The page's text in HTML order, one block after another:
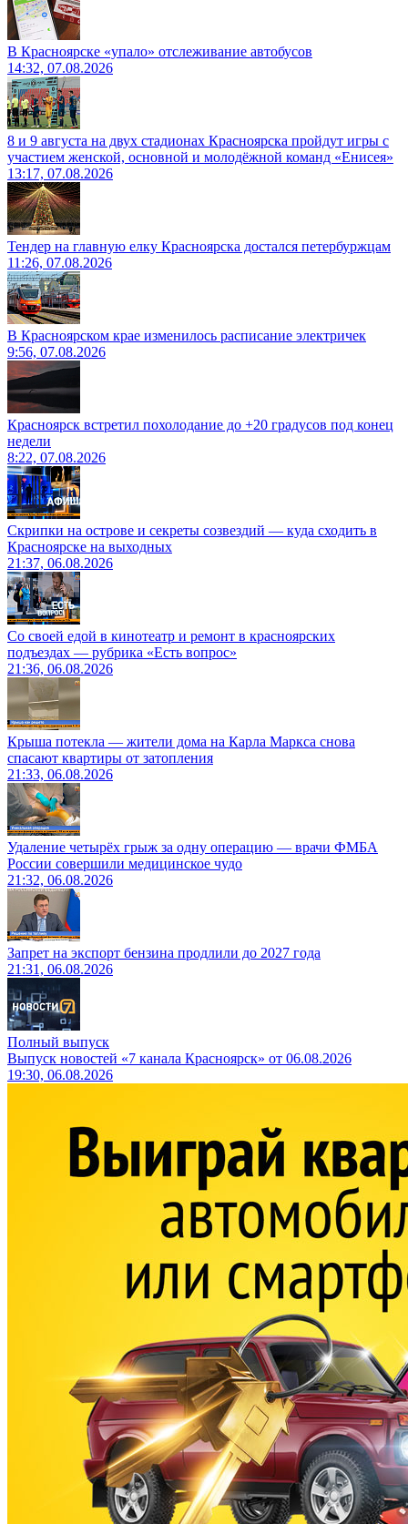
В Красноярске «упало» отслеживание автобусов
14:32, 07.08.2026
8 и 9 августа на двух стадионах Красноярска пройдут игры с
участием женской, основной и молодёжной команд «Енисея»
13:17, 07.08.2026
Тендер на главную елку Красноярска достался петербуржцам
11:26, 07.08.2026
В Красноярском крае изменилось расписание электричек
9:56, 07.08.2026
Красноярск встретил похолодание до +20 градусов под конец
недели
8:22, 07.08.2026
Скрипки на острове и секреты созвездий — куда сходить в
Красноярске на выходных
21:37, 06.08.2026
Со своей едой в кинотеатр и ремонт в красноярских
подъездах — рубрика «Есть вопрос»
21:36, 06.08.2026
Крыша потекла — жители дома на Карла Маркса снова
спасают квартиры от затопления
21:33, 06.08.2026
Удаление четырёх грыж за одну операцию — врачи ФМБА
России совершили медицинское чудо
21:32, 06.08.2026
Запрет на экспорт бензина продлили до 2027 года
21:31, 06.08.2026
Полный выпуск
Выпуск новостей «7 канала Красноярск» от 06.08.2026
19:30, 06.08.2026